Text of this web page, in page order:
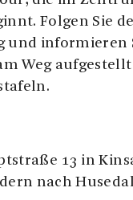
Folgen Sie
und informieren
Weg
13 in
nach